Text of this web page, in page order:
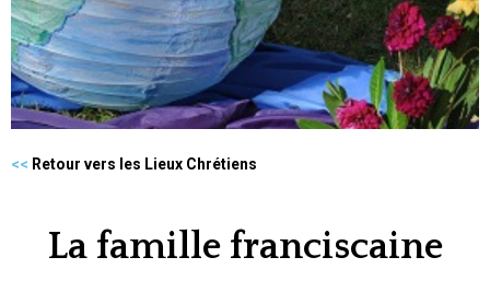
<< Retour vers les Lieux Chrétiens
La famille franciscaine